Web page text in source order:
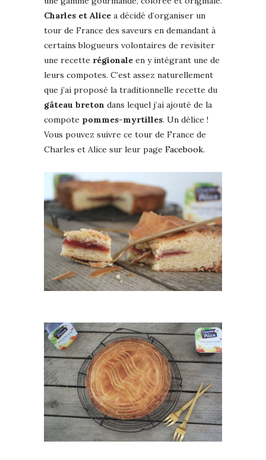
Charles et Alice a décidé d’organiser un
tour de France des saveurs en demandant à
certains blogueurs volontaires de revisiter
une recette régionale en y intégrant une de
leurs compotes. C’est assez naturellement
que j’ai proposé la traditionnelle recette du
gâteau breton dans lequel j’ai ajouté de la
compote pommes-myrtilles. Un délice !
Vous pouvez suivre ce tour de France de
Charles et Alice sur leur page Facebook.